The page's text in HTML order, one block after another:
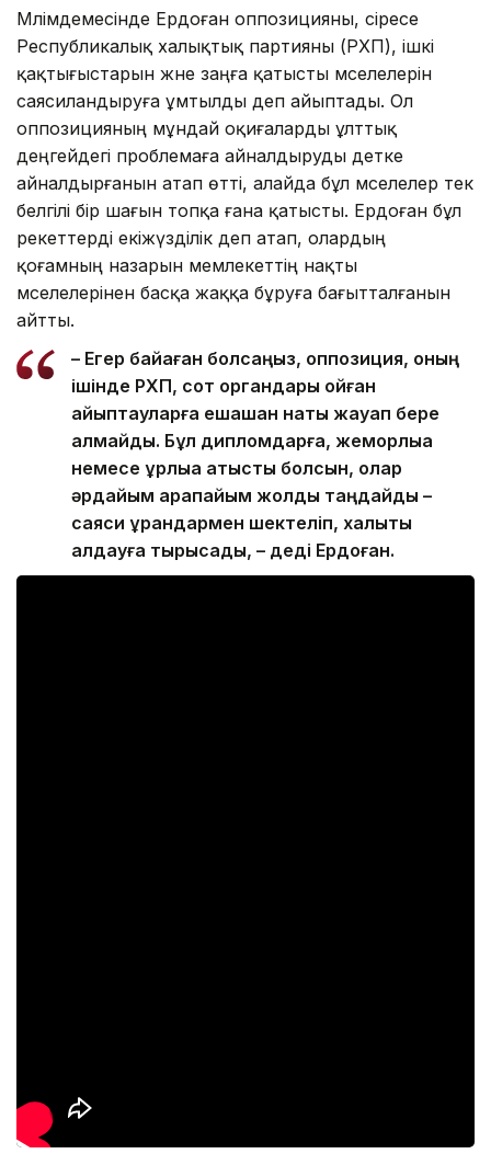
Мәлімдемесінде Ердоған оппозицияны, әсіресе
Республикалық халықтық партияны (РХП), ішкі
қақтығыстарын және заңға қатысты мәселелерін
саясиландыруға ұмтылды деп айыптады. Ол
оппозицияның мұндай оқиғаларды ұлттық
деңгейдегі проблемаға айналдыруды әдетке
айналдырғанын атап өтті, алайда бұл мәселелер тек
белгілі бір шағын топқа ғана қатысты. Ердоған бұл
әрекеттерді екіжүзділік деп атап, олардың
қоғамның назарын мемлекеттің нақты
мәселелерінен басқа жаққа бұруға бағытталғанын
айтты.
– Егер байқаған болсаңыз, оппозиция, оның
ішінде РХП, сот органдары қойған
айыптауларға ешқашан нақты жауап бере
алмайды. Бұл дипломдарға, жемқорлыққа
немесе ұрлыққа қатысты болсын, олар
әрдайым қарапайым жолды таңдайды –
саяси ұрандармен шектеліп, халықты
алдауға тырысады, – деді Ердоған.